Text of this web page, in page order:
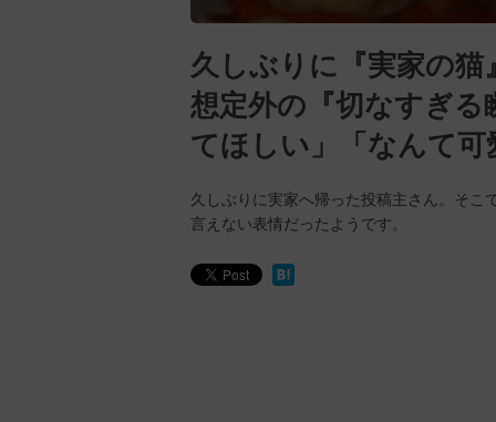
久しぶりに『実家の
想定外の『切なすぎ
てほしい」「なんて可
久しぶりに実家へ帰った投稿主さん。そこ
言えない表情だったようです。